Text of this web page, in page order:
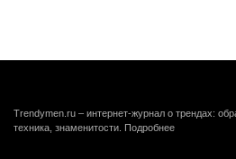
Trendymen.ru – интернет-журнал о трендах:
техника, знаменитости. Подробнее